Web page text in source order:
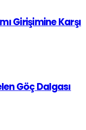
Girişimine Karşı
Göç Dalgası